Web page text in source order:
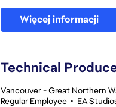
Więcej informacji
Technical
Vancouver - Great Northern
Regular Employee • EA